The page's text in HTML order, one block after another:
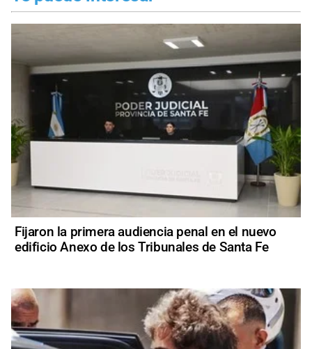
Fijaron la primera audiencia penal en el nuevo
edificio Anexo de los Tribunales de Santa Fe